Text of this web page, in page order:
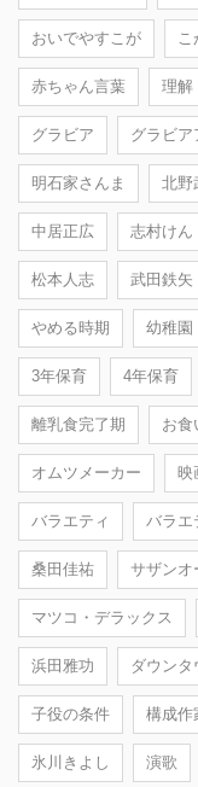
おいでやすこが
赤ちゃん言葉 理解
グラビア グラビア
明石家さんま 北野
中居正広 志村けん
松本人志 武田鉄矢
やめる時期 幼稚園
3年保育 4年保育
離乳食完了期 お食
オムツメーカー 映
バラエティ バラエ
桑田佳祐 サザンオ
マツコ・デラックス
浜田雅功 ダウンタ
子役の条件 構成作
氷川きよし 演歌